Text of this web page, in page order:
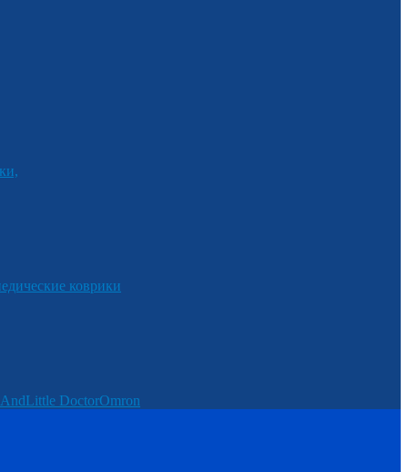
коврики
AndLittle DoctorOmron